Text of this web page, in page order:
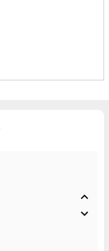
expand_less
expand_more